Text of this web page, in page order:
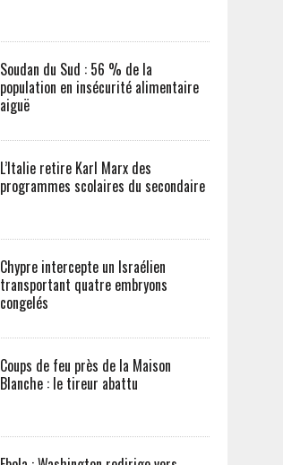
Soudan du Sud : 56 % de la
population en insécurité alimentaire
aiguë
L’Italie retire Karl Marx des
programmes scolaires du secondaire
Chypre intercepte un Israélien
transportant quatre embryons
congelés
Coups de feu près de la Maison
Blanche : le tireur abattu